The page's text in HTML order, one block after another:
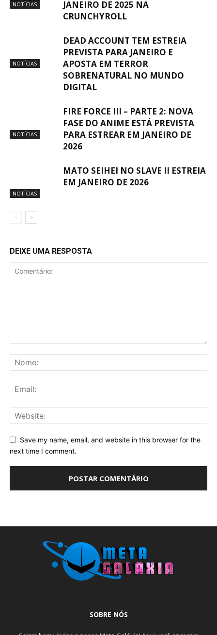
NOTÍCIAS
JANEIRO DE 2025 NA
CRUNCHYROLL
NOTÍCIAS
DEAD ACCOUNT TEM ESTREIA
PREVISTA PARA JANEIRO E
APOSTA EM TERROR
SOBRENATURAL NO MUNDO
DIGITAL
NOTÍCIAS
FIRE FORCE III – PARTE 2: NOVA
FASE DO ANIME ESTÁ PREVISTA
PARA ESTREAR EM JANEIRO DE
2026
NOTÍCIAS
MATO SEIHEI NO SLAVE II ESTREIA
EM JANEIRO DE 2026
DEIXE UMA RESPOSTA
Save my name, email, and website in this browser for the
next time I comment.
SOBRE NÓS